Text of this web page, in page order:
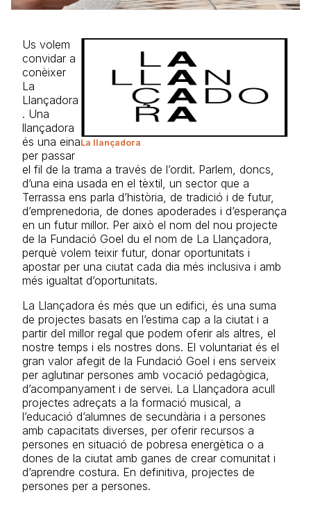
La llançadora
Us volem
convidar a
conèixer
La
Llançadora
. Una
llançadora
és una eina
per passar
el fil de la trama a través de l’ordit. Parlem, doncs,
d’una eina usada en el tèxtil, un sector que a
Terrassa ens parla d’història, de tradició i de futur,
d’emprenedoria, de dones apoderades i d’esperança
en un futur millor. Per això el nom del nou projecte
de la Fundació Goel du el nom de La Llançadora,
perquè volem teixir futur, donar oportunitats i
apostar per una ciutat cada dia més inclusiva i amb
més igualtat d’oportunitats.
La Llançadora és més que un edifici, és una suma
de projectes basats en l’estima cap a la ciutat i a
partir del millor regal que podem oferir als altres, el
nostre temps i els nostres dons. El voluntariat és el
gran valor afegit de la Fundació Goel i ens serveix
per aglutinar persones amb vocació pedagògica,
d’acompanyament i de servei. La Llançadora acull
projectes adreçats a la formació musical, a
l’educació d’alumnes de secundària i a persones
amb capacitats diverses, per oferir recursos a
persones en situació de pobresa energètica o a
dones de la ciutat amb ganes de crear comunitat i
d’aprendre costura. En definitiva, projectes de
persones per a persones.